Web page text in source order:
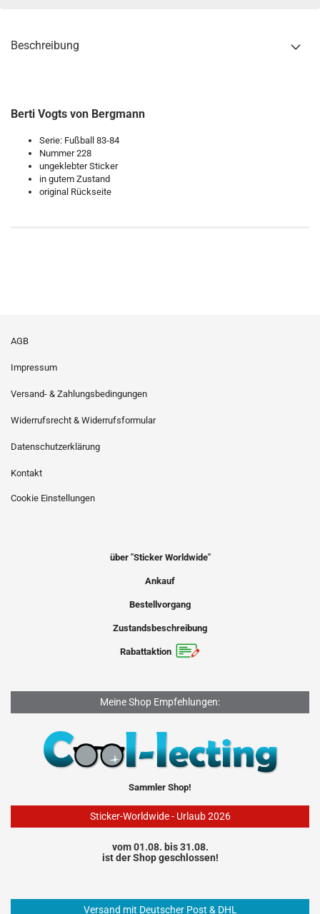
Beschreibung
Berti Vogts von Bergmann
Serie: Fußball 83-84
Nummer 228
ungeklebter Sticker
in gutem Zustand
original Rückseite
AGB
Impressum
Versand- & Zahlungsbedingungen
Widerrufsrecht & Widerrufsformular
Datenschutzerklärung
Kontakt
Cookie Einstellungen
über "Sticker Worldwide"
Ankauf
Bestellvorgang
Zustandsbeschreibung
Rabattaktion
Meine Shop Empfehlungen:
Sammler Shop!
Sticker-Worldwide - Urlaub 2026
vom 01.08. bis 31.08.
ist der Shop geschlossen!
Versand mit Deutscher Post & DHL